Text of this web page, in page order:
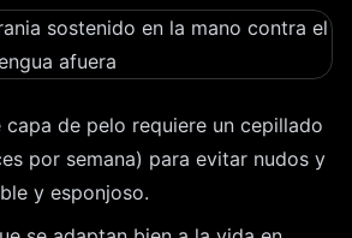
capa de pelo requiere un cepillado
por semana) para evitar nudos y
y esponjoso.